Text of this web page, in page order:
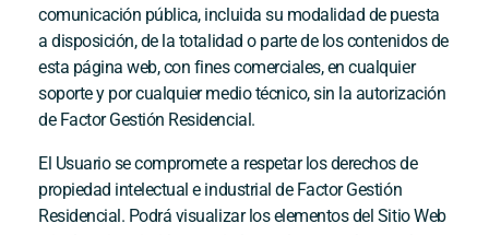
comunicación pública, incluida su modalidad de puesta
a disposición, de la totalidad o parte de los contenidos de
esta página web, con fines comerciales, en cualquier
soporte y por cualquier medio técnico, sin la autorización
de Factor Gestión Residencial.
El Usuario se compromete a respetar los derechos de
propiedad intelectual e industrial de Factor Gestión
Residencial. Podrá visualizar los elementos del Sitio Web